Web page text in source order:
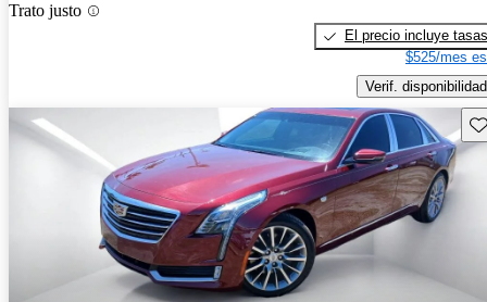
Trato justo
El precio incluye tasas
$525/mes
Verif. disponibilidad